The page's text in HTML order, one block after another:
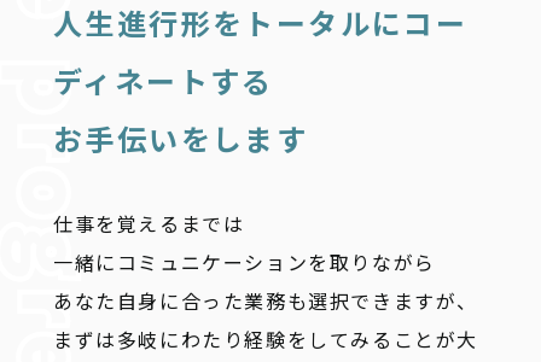
人生進行形をトータルにコー
ディネートする
お手伝いをします
仕事を覚えるまでは
一緒にコミュニケーションを取りながら
あなた自身に合った業務も選択できますが、
まずは多岐にわたり経験をしてみることが大